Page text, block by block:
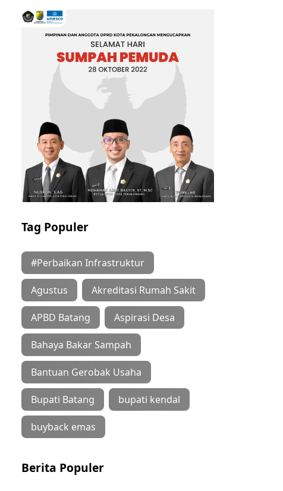
Tag Populer
#Perbaikan Infrastruktur
Agustus Akreditasi Rumah Sakit
APBD Batang Aspirasi Desa
Bahaya Bakar Sampah
Bantuan Gerobak Usaha
Bupati Batang bupati kendal
buyback emas
Berita Populer